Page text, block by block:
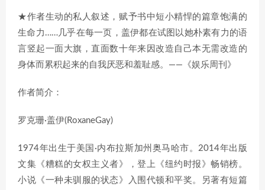
★作者生动的私人叙述，赋予书中短小精悍的篇章饱满的
生命力……几乎在每一页，盖伊都在试图以她朴素有力的语
言竖起一面大旗，直面数十年来因改造自己本无需改造的
身体而累积起来的自我厌恶和羞耻感。——《娱乐周刊》
作者简介：
罗克珊·盖伊(RoxaneGay)
1974年出生于美国·内布拉斯加州奥马哈市。2014年出版
文集《糟糕的女权主义者》，登上《纽约时报》畅销榜。
小说《一种未驯服的状态》入围代顿和平奖。另著有短篇